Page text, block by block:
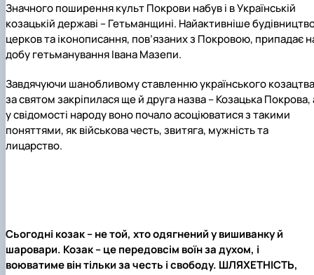
Значного поширення культ Покрови набув і в Українській
козацькій державі – Гетьманщині. Найактивніше
церков та іконописання, пов’язаних з Покровою, припадає
добу гетьманування Івана Мазепи.
Завдячуючи шанобливому ставленню українського
за святом закріпилася ще й друга назва – Козацька Покрова,
у свідомості народу воно почало асоціюватися з такими
поняттями, як військова честь, звитяга, мужність та
лицарство.
Сьогодні козак – не той, хто одягнений у вишиванку й
шаровари. Козак – це передовсім воїн за духом, і
воюватиме він тільки за честь і свободу. ШЛЯХЕТНІСТЬ,